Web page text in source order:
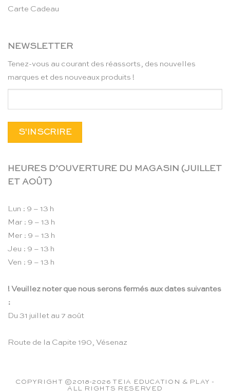
Carte Cadeau
NEWSLETTER
Tenez-vous au courant des réassorts, des nouvelles
marques et des nouveaux produits !
HEURES D’OUVERTURE DU MAGASIN (JUILLET
ET AOÛT)
Lun : 9 – 13 h
Mar : 9 – 13 h
Mer : 9 – 13 h
Jeu : 9 – 13 h
Ven : 9 – 13 h
! Veuillez noter que nous serons fermés aux dates suivantes
:
Du 31 juillet au 7 août
Route de la Capite 190, Vésenaz
COPYRIGHT ©2018-2026 TEIA EDUCATION & PLAY -
ALL RIGHTS RESERVED